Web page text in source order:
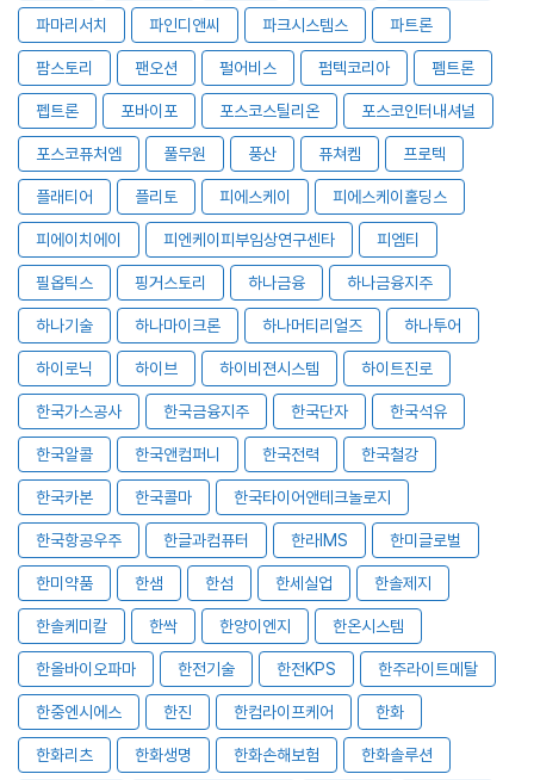
파마리서치 파인디앤씨 파크시스템스 파트론
팜스토리 팬오션 펄어비스 펌텍코리아 펨트론
펩트론 포바이포 포스코스틸리온 포스코인터내셔널
포스코퓨처엠 풀무원 풍산 퓨쳐켐 프로텍
플래티어 플리토 피에스케이 피에스케이홀딩스
피에이치에이 피엔케이피부임상연구센타 피엠티
필옵틱스 핑거스토리 하나금융 하나금융지주
하나기술 하나마이크론 하나머티리얼즈 하나투어
하이로닉 하이브 하이비젼시스템 하이트진로
한국가스공사 한국금융지주 한국단자 한국석유
한국알콜 한국앤컴퍼니 한국전력 한국철강
한국카본 한국콜마 한국타이어앤테크놀로지
한국항공우주 한글과컴퓨터 한라IMS 한미글로벌
한미약품 한샘 한섬 한세실업 한솔제지
한솔케미칼 한싹 한양이엔지 한온시스템
한올바이오파마 한전기술 한전KPS 한주라이트메탈
한중엔시에스 한진 한컴라이프케어 한화
한화리츠 한화생명 한화손해보험 한화솔루션